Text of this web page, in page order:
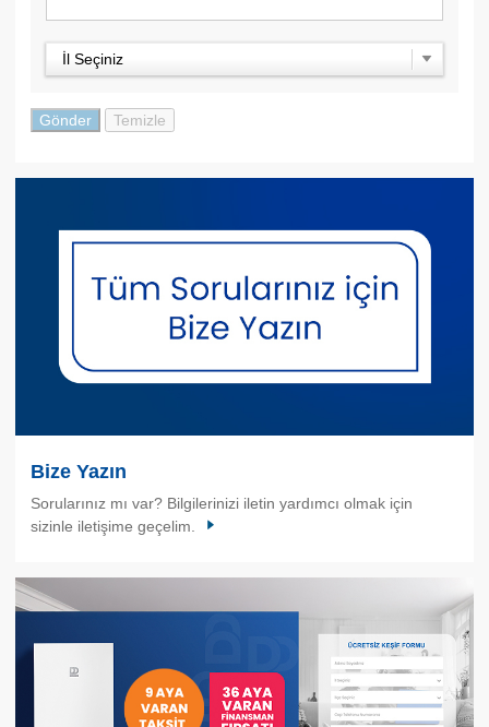
İl Seçiniz
Bize Yazın
Sorularınız mı var? Bilgilerinizi iletin yardımcı olmak için
sizinle iletişime geçelim.